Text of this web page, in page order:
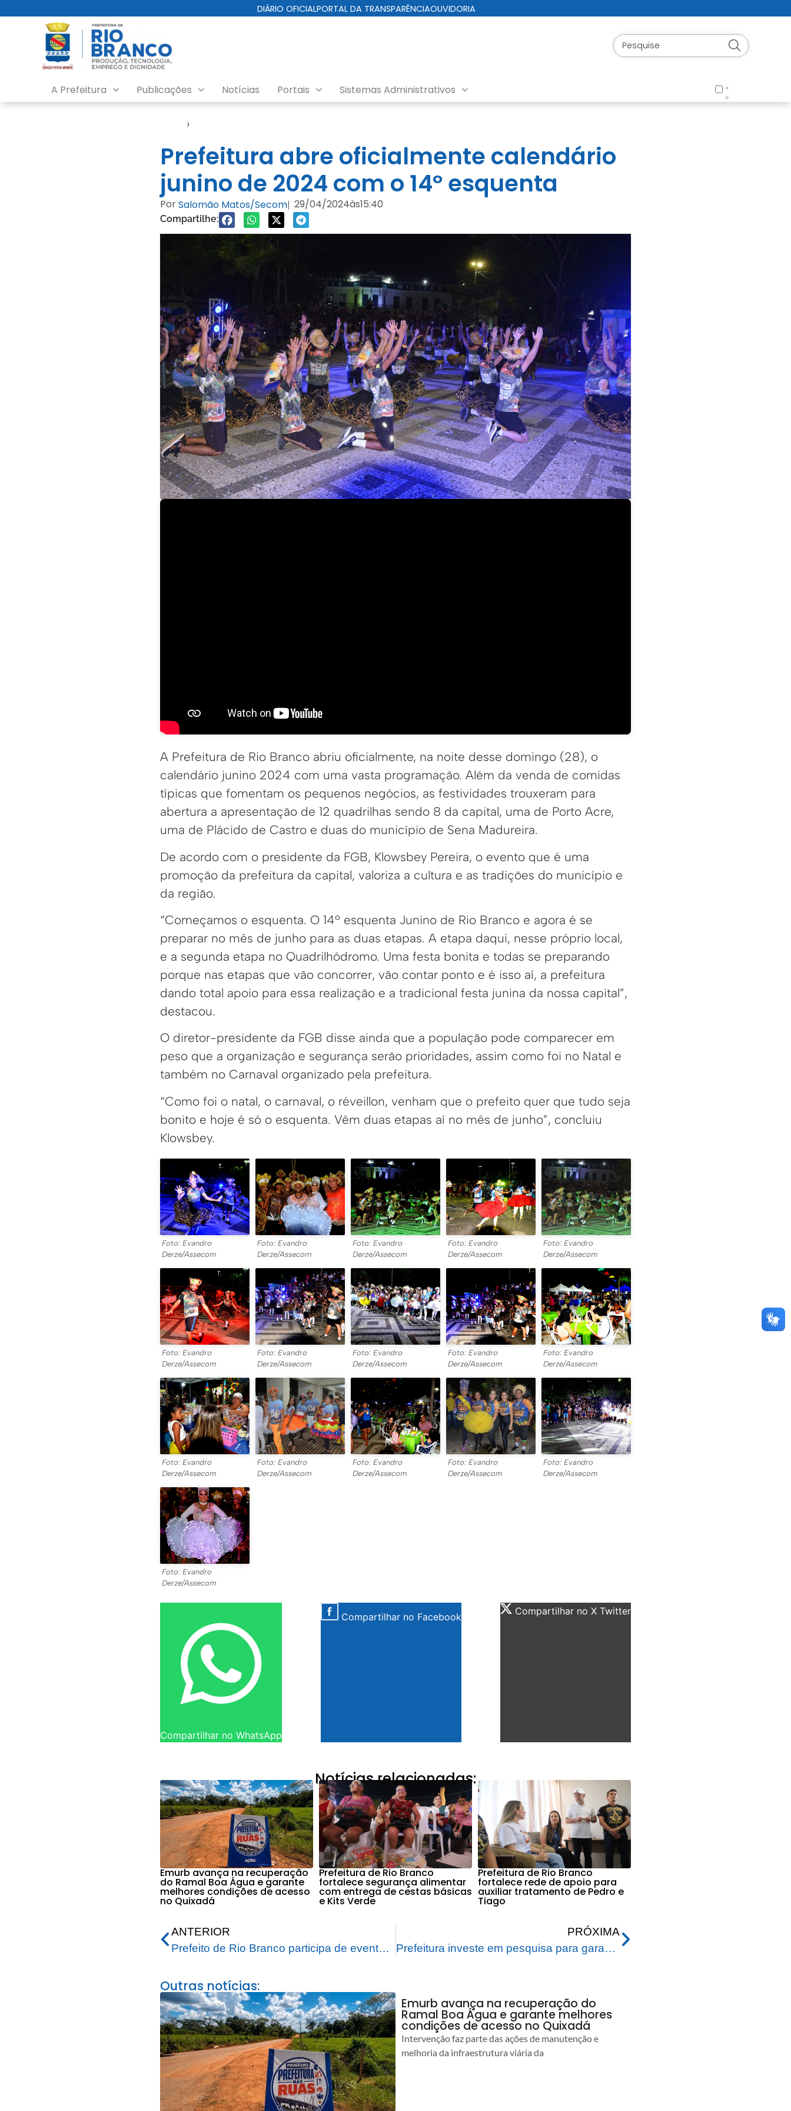
DIÁRIO OFICIALPORTAL DA TRANSPARÊNCIAOUVIDORIA
A Prefeitura Publicações Notícias Portais Sistemas Administrativos
›
Prefeitura abre oficialmente calendário
junino de 2024 com o 14º esquenta
PorSalomão Matos/Secom| 29/04/2024às15:40
Compartilhe:
A Prefeitura de Rio Branco abriu oficialmente, na noite desse domingo (28), o
calendário junino 2024 com uma vasta programação. Além da venda de comidas
típicas que fomentam os pequenos negócios, as festividades trouxeram para
abertura a apresentação de 12 quadrilhas sendo 8 da capital, uma de Porto Acre,
uma de Plácido de Castro e duas do município de Sena Madureira.
De acordo com o presidente da FGB, Klowsbey Pereira, o evento que é uma
promoção da prefeitura da capital, valoriza a cultura e as tradições do município e
da região.
“Começamos o esquenta. O 14º esquenta Junino de Rio Branco e agora é se
preparar no mês de junho para as duas etapas. A etapa daqui, nesse próprio local,
e a segunda etapa no Quadrilhódromo. Uma festa bonita e todas se preparando
porque nas etapas que vão concorrer, vão contar ponto e é isso aí, a prefeitura
dando total apoio para essa realização e a tradicional festa junina da nossa capital”,
destacou.
O diretor-presidente da FGB disse ainda que a população pode comparecer em
peso que a organização e segurança serão prioridades, assim como foi no Natal e
também no Carnaval organizado pela prefeitura.
“Como foi o natal, o carnaval, o réveillon, venham que o prefeito quer que tudo seja
bonito e hoje é só o esquenta. Vêm duas etapas aí no mês de junho”, concluiu
Klowsbey.
Foto: Evandro
Derze/Assecom
Foto: Evandro
Derze/Assecom
Foto: Evandro
Derze/Assecom
Foto: Evandro
Derze/Assecom
Foto: Evandro
Derze/Assecom
Foto: Evandro
Derze/Assecom
Foto: Evandro
Derze/Assecom
Foto: Evandro
Derze/Assecom
Foto: Evandro
Derze/Assecom
Foto: Evandro
Derze/Assecom
Foto: Evandro
Derze/Assecom
Foto: Evandro
Derze/Assecom
Foto: Evandro
Derze/Assecom
Foto: Evandro
Derze/Assecom
Foto: Evandro
Derze/Assecom
Foto: Evandro
Derze/Assecom
Compartilhar no WhatsApp
Compartilhar no Facebook Compartilhar no X Twitter
Notícias relacionadas:
Emurb avança na recuperação
do Ramal Boa Água e garante
melhores condições de acesso
no Quixadá
Prefeitura de Rio Branco
fortalece segurança alimentar
com entrega de cestas básicas
e Kits Verde
Prefeitura de Rio Branco
fortalece rede de apoio para
auxiliar tratamento de Pedro e
Tiago
ANTERIOR
Prefeito de Rio Branco participa de evento religioso na igreja Internacional do Reino de Deus
PRÓXIMA
Prefeitura investe em pesquisa para garantir o sucesso da perfuração dos poços de captação de água
Outras notícias:
Emurb avança na recuperação do
Ramal Boa Água e garante melhores
condições de acesso no Quixadá
Intervenção faz parte das ações de manutenção e
melhoria da infraestrutura viária da